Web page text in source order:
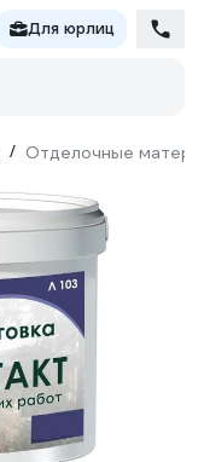
Для юрлиц
/ Отделочные